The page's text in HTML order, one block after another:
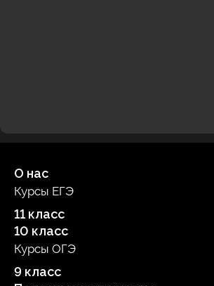
О нас
Продюсерский центр
Курсы ЕГЭ
11 класс
Русский язык
Профильная математика
Обществознание
10 класс
Русский язык
Профильная математика
Информатика
Курсы ОГЭ
9 класс